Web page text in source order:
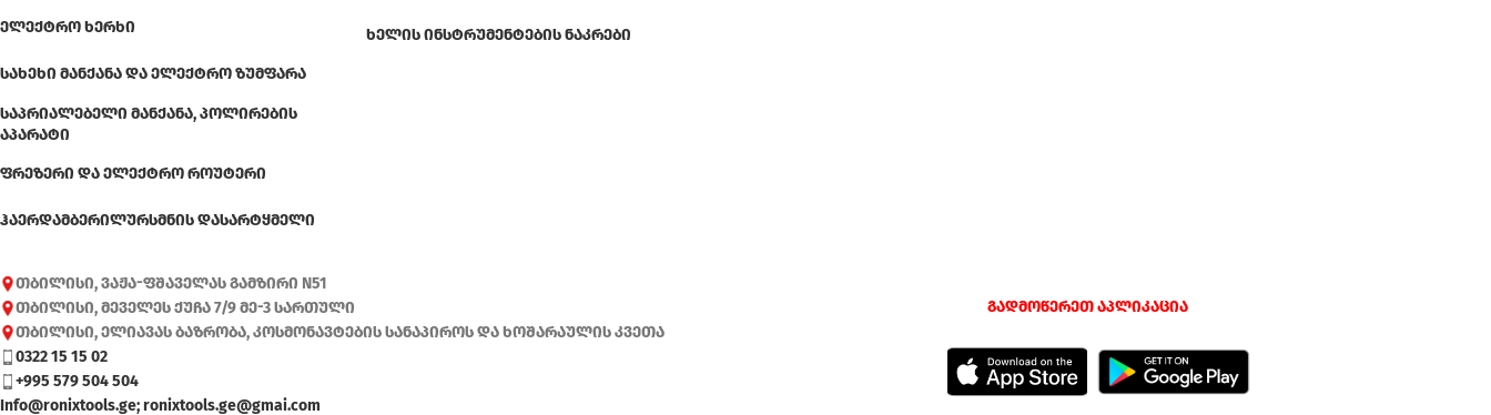
ᲔᲚᲔᲥᲢᲠᲝ ᲮᲔᲠᲮᲘ
ᲡᲐᲮᲔᲮᲘ ᲛᲐᲜᲥᲐᲜᲐ ᲓᲐ ᲔᲚᲔᲥᲢᲠᲝ ᲖᲣᲛᲤᲐᲠᲐ
ᲡᲐᲞᲠᲘᲐᲚᲔᲑᲔᲚᲘ ᲛᲐᲜᲥᲐᲜᲐ, ᲞᲝᲚᲘᲠᲔᲑᲘᲡ
ᲐᲞᲐᲠᲐᲢᲘ
ᲤᲠᲔᲖᲔᲠᲘ ᲓᲐ ᲔᲚᲔᲥᲢᲠᲝ ᲠᲝᲣᲢᲔᲠᲘ
ᲰᲐᲔᲠᲓᲐᲛᲑᲔᲠᲘᲚᲣᲠᲡᲛᲜᲘᲡ ᲓᲐᲡᲐᲠᲢᲧᲛᲔᲚᲘ
ᲮᲔᲚᲘᲡ ᲘᲜᲡᲢᲠᲣᲛᲔᲜᲢᲔᲑᲘᲡ ᲜᲐᲙᲠᲔᲑᲘ
თბილისი, ვაჟა-ფშაველას გამზირი N51
თბილისი, მეველეს ქუჩა 7/9 მე-3 სართული
თბილისი, ელიავას ბაზრობა, კოსმონავტების სანაპიროს და ხოშარაულის კვეთა
0322 15 15 02
+995 579 504 504
Info@ronixtools.ge; ronixtools.ge@gmai.com
გადმოწერეთ აპლიკაცია